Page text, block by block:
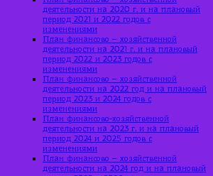
деятельности на 2020 г. и на плановый
период 2021 и 2022 годов с
изменениями
План финансово – хозяйственной
деятельности на 2021 г. и на плановый
период 2022 и 2023 годов с
изменениями
План финансово – хозяйственной
деятельности на 2022 год и на плановый
период 2023 и 2024 годов с
изменениями
План финансово-хозяйственной
деятельности на 2023 г. и на плановый
период 2024 и 2025 годов с
изменениями
План финансово – хозяйственной
деятельности на 2024 год и на плановый